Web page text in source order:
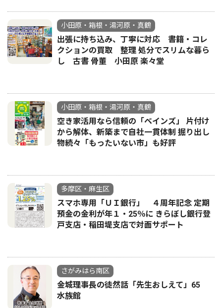
小田原・箱根・湯河原・真鶴
出張に持ち込み、丁寧に対応 書籍・コレ
クションの買取 整理 処分でスリムな暮ら
し 古書 骨董 小田原 楽々堂
小田原・箱根・湯河原・真鶴
空き家活用なら信頼の「ベインズ」 片付け
から解体、新築まで自社一貫体制 掘り出し
物続々「もったいない市」も好評
多摩区・麻生区
スマホ専用「ＵＩ銀行」 ４周年記念 定期
預金の金利が年１・25％に きらぼし銀行登
戸支店・稲田堤支店で対面サポート
さがみはら南区
金城理事長の徒然話「先生おしえて」65
水族館